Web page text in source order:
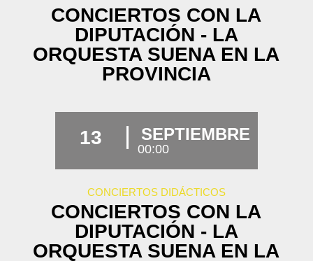
CONCIERTOS CON LA
DIPUTACIÓN - LA
ORQUESTA SUENA EN LA
PROVINCIA
13 SEPTIEMBRE
00:00
CONCIERTOS DIDÁCTICOS
CONCIERTOS CON LA
DIPUTACIÓN - LA
ORQUESTA SUENA EN LA